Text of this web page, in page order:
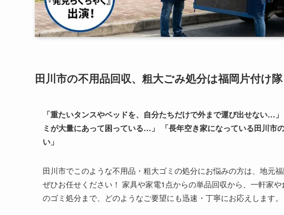
田川市の不用品回収、粗大ごみ処分は福岡片付け隊
「重たいタンスやベッドを、自分たちだけで外まで運び出せない…」
ミが大量にあって困っている…」
「長年空き家になっている田川
い」
田川市でこのような不用品・粗大ゴミの処分にお悩みの方は、地元
ぜひお任せください！ 家具や家電1点からの単品回収から、一軒家
のゴミ処分まで、どのようなご要望にも迅速・丁寧にお応えします。